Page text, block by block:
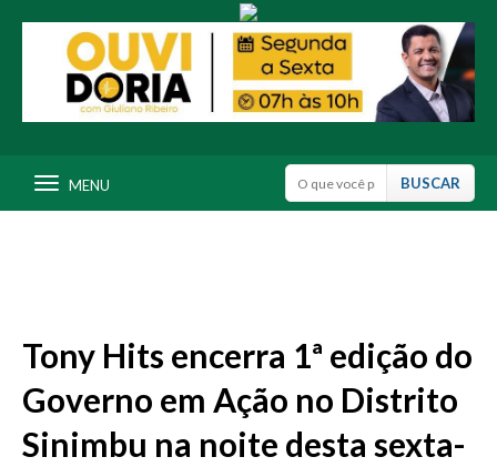
MENU
Tony Hits encerra 1ª edição do
Governo em Ação no Distrito
Sinimbu na noite desta sexta-